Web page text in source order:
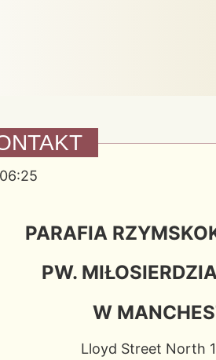
06:25
PARAFIA
PW.
W
Lloyd Street North